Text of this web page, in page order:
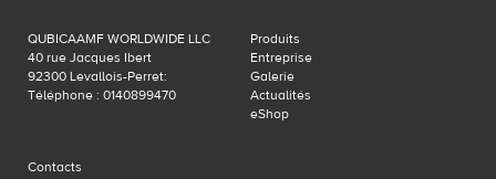
QUBICAAMF WORLDWIDE LLC
40 rue Jacques Ibert
92300 Levallois-Perret:
Téléphone : 0140899470
Produits
Entreprise
Galerie
Actualités
eShop
Contacts